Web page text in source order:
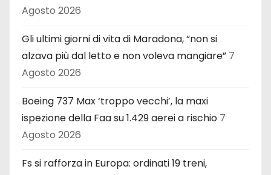
Agosto 2026
Gli ultimi giorni di vita di Maradona, “non si
alzava più dal letto e non voleva mangiare” 7
Agosto 2026
Boeing 737 Max ‘troppo vecchi’, la maxi
ispezione della Faa su 1.429 aerei a rischio 7
Agosto 2026
Fs si rafforza in Europa: ordinati 19 treni,